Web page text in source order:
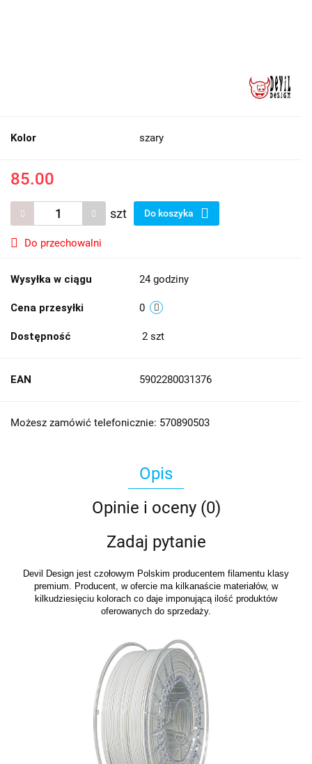
Kolor szary
85.00
szt Do koszyka
Do przechowalni
Wysyłka w ciągu 24 godziny
Cena przesyłki 0
Dostępność 2 szt
EAN 5902280031376
Możesz zamówić telefonicznie: 570890503
Opis
Opinie i oceny (0)
Zadaj pytanie
Devil Design jest czołowym Polskim producentem filamentu klasy
premium. Producent, w ofercie ma kilkanaście materiałów, w
kilkudziesięciu kolorach co daje imponującą ilość produktów
oferowanych do sprzedaży.